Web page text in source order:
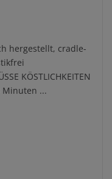
hergestellt, cradle-
KÖSTLICHKEITEN
Minuten ...